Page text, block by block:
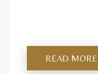
READ MORE